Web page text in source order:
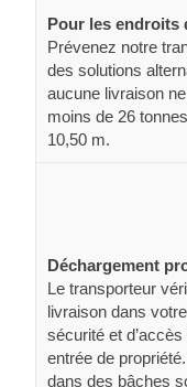
Pour les endroits
Prévenez notre
des solutions
aucune livraison
moins de 26
10,50 m.
Déchargement
Le transporteur
livraison dans
sécurité et
entrée de
dans des bâches